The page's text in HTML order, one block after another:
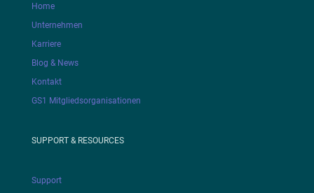
Home
Unternehmen
Karriere
Blog & News
Kontakt
GS1 Mitgliedsorganisationen
SUPPORT & RESOURCES
Support